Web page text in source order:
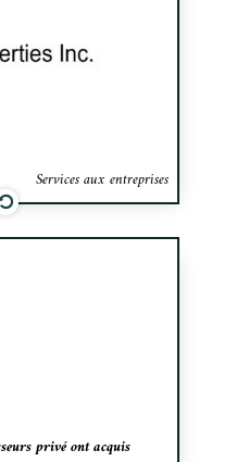
Services aux entreprises
privé ont acquis
d’investisseurs